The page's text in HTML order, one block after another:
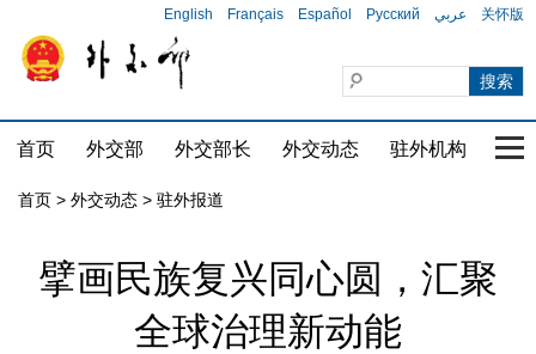
English Français Español Русский عربي 关怀版
首页 外交部 外交部长 外交动态 驻外机构 国
首页 > 外交动态 > 驻外报道
擘画民族复兴同心圆，汇聚
全球治理新动能